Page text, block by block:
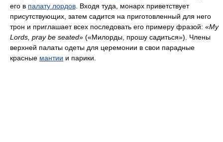
его в палату лордов . Входя туда, монарх приветствует
присутствующих, затем садится на приготовленный для него
трон и приглашает всех последовать его примеру фразой: «My
Lords, pray be seated» («Милорды, прошу садиться»). Члены
верхней палаты одеты для церемонии в свои парадные
красные мантии и парики.